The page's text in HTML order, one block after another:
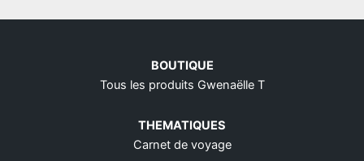
BOUTIQUE
Tous les produits Gwenaëlle T
THEMATIQUES
Carnet de voyage